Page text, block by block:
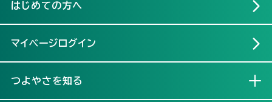
はじめての方へ
マイページログイン
つよやさを知る